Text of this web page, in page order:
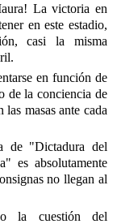
La victoria en
en este estadio,
casi la misma
en función de
de la conciencia de
masas ante cada
de "Dictadura del
es absolutamente
no llegan al
la cuestión del